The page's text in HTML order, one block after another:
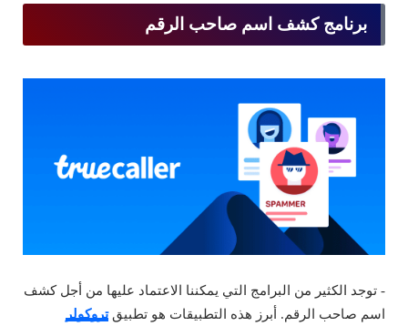
برنامج كشف اسم صاحب الرقم
- توجد الكثير من البرامج التي يمكننا الاعتماد عليها من أجل كشف
اسم صاحب الرقم. أبرز هذه التطبيقات هو تطبيقتروكولر